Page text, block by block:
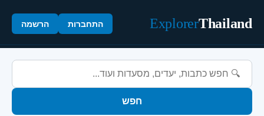
Thailand
Explorer התחברות הרשמה
חפש